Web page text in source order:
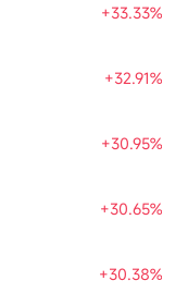
+33.33%
+32.91%
+30.95%
+30.65%
+30.38%